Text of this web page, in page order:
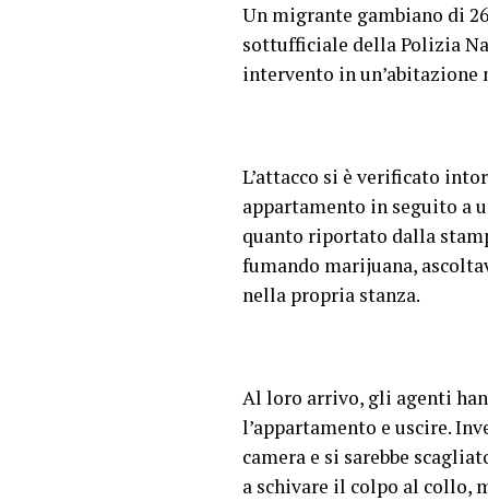
Un migrante gambiano di
sottufficiale della Polizia
intervento in
L’attacco si è verificato
appartamento in seguito a
quanto riportato dalla
fumando marijuana,
nella propria stanza.
Al loro arrivo, gli agenti
l’appartamento e uscire.
camera e si sarebbe
a schivare il colpo al collo,